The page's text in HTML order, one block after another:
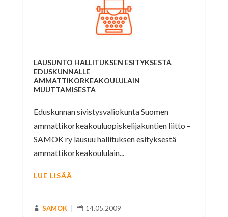
LAUSUNTO HALLITUKSEN ESITYKSESTÄ
EDUSKUNNALLE
AMMATTIKORKEAKOULULAIN
MUUTTAMISESTA
Eduskunnan sivistysvaliokunta Suomen
ammattikorkeakouluopiskelijakuntien liitto –
SAMOK ry lausuu hallituksen esityksestä
ammattikorkeakoululain...
LUE LISÄÄ
 SAMOK  14.05.2009